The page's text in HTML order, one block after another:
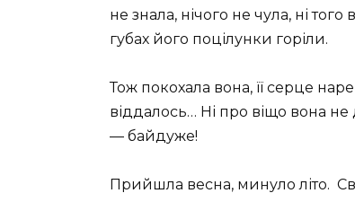
не знала, нічого не чула, ні
губах його поцілунки горіли.
Тож покохала вона, її серце
віддалось… Ні про віщо вона не
— байдуже!
Прийшла весна, минуло літо.